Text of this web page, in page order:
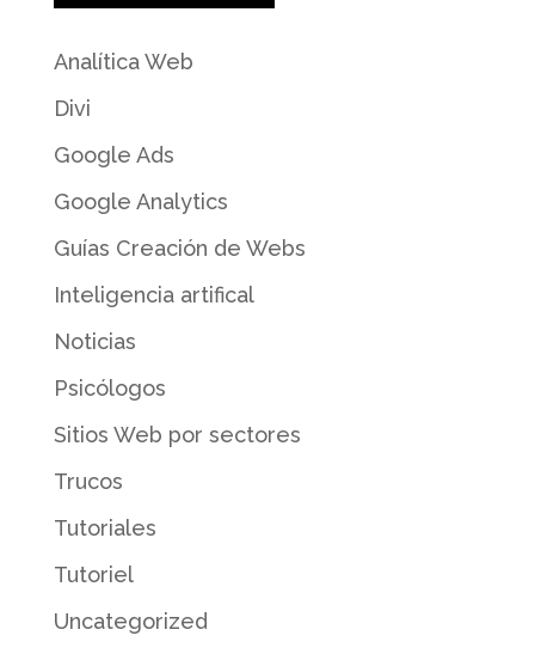
Analítica Web
Divi
Google Ads
Google Analytics
Guías Creación de Webs
Inteligencia artifical
Noticias
Psicólogos
Sitios Web por sectores
Trucos
Tutoriales
Tutoriel
Uncategorized